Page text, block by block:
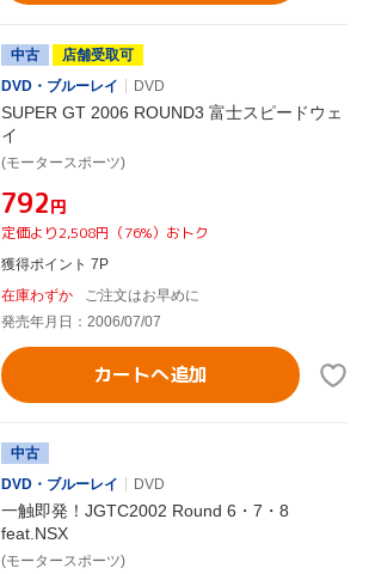
中古
店舗受取可
DVD・ブルーレイ
DVD
SUPER GT 2006 ROUND3 富士スピードウェ
イ
(モータースポーツ)
¥792円
定価より2,508円（76%）おトク
獲得ポイント 7P
在庫わずか
ご注文はお早めに
発売年月日：2006/07/07
カートへ追加
中古
DVD・ブルーレイ
DVD
一触即発！JGTC2002 Round 6・7・8
feat.NSX
(モータースポーツ)